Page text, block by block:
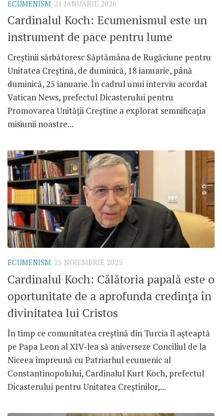
ECUMENISM 21 IANUARIE 2026
Cardinalul Koch: Ecumenismul este un
instrument de pace pentru lume
Creștinii sărbătoresc Săptămâna de Rugăciune pentru
Unitatea Creștină, de duminică, 18 ianuarie, până
duminică, 25 ianuarie. În cadrul unui interviu acordat
Vatican News, prefectul Dicasterului pentru
Promovarea Unității Creștine a explorat semnificația
misiunii noastre...
ECUMENISM 25 NOIEMBRIE 2025
Cardinalul Koch: Călătoria papală este o
oportunitate de a aprofunda credința în
divinitatea lui Cristos
În timp ce comunitatea creștină din Turcia îl așteaptă
pe Papa Leon al XIV-lea să aniverseze Conciliul de la
Niceea împreună cu Patriarhul ecumenic al
Constantinopolului, Cardinalul Kurt Koch, prefectul
Dicasterului pentru Unitatea Creștinilor,...